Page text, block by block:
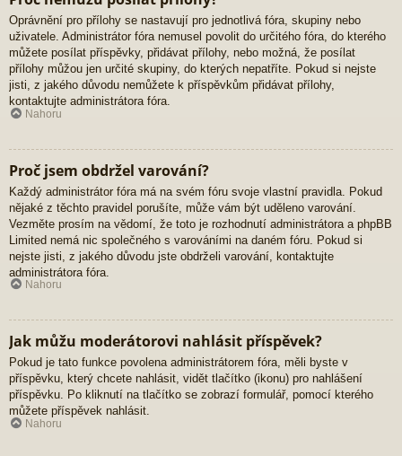
Oprávnění pro přílohy se nastavují pro jednotlivá fóra, skupiny nebo
uživatele. Administrátor fóra nemusel povolit do určitého fóra, do kterého
můžete posílat příspěvky, přidávat přílohy, nebo možná, že posílat
přílohy můžou jen určité skupiny, do kterých nepatříte. Pokud si nejste
jisti, z jakého důvodu nemůžete k příspěvkům přidávat přílohy,
kontaktujte administrátora fóra.
Nahoru
Proč jsem obdržel varování?
Každý administrátor fóra má na svém fóru svoje vlastní pravidla. Pokud
nějaké z těchto pravidel porušíte, může vám být uděleno varování.
Vezměte prosím na vědomí, že toto je rozhodnutí administrátora a phpBB
Limited nemá nic společného s varováními na daném fóru. Pokud si
nejste jisti, z jakého důvodu jste obdrželi varování, kontaktujte
administrátora fóra.
Nahoru
Jak můžu moderátorovi nahlásit příspěvek?
Pokud je tato funkce povolena administrátorem fóra, měli byste v
příspěvku, který chcete nahlásit, vidět tlačítko (ikonu) pro nahlášení
příspěvku. Po kliknutí na tlačítko se zobrazí formulář, pomocí kterého
můžete příspěvek nahlásit.
Nahoru